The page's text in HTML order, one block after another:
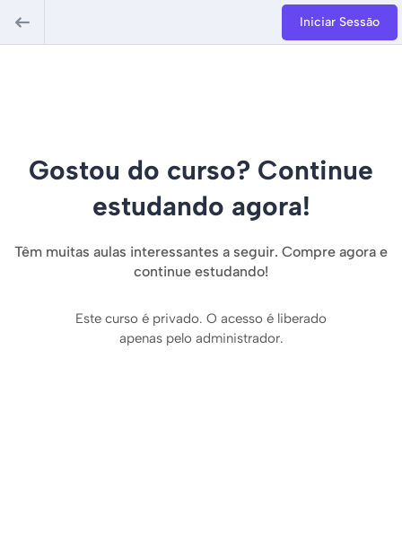
Iniciar Sessão
Gostou do curso? Continue
estudando agora!
Têm muitas aulas interessantes a seguir. Compre agora e
continue estudando!
Este curso é privado. O acesso é liberado
apenas pelo administrador.